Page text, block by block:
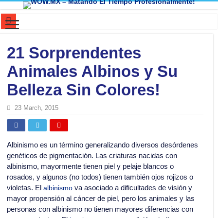
Dios no creó el universo. El universo ni siquiera necesitó permiso para
100 Cosas Que Eran Normales (1980-2005) y Hoy Parecen Absurdas
El Primer THERIAN de la Historia…..No lo vas a creer!
🎧 Huevos con aceite : cómo Chihuahua aprendió inglés… sin saber inglés
Mitología Vs. Ciencia : ¿Es real que alguien pueda “ver” con las manos, la
La base de tu botella de refresco: La disputa legal que lo cambió todo
El Espectro del Héroe Invisible: Cuando la Esperanza Nace de la Nada
El Secreto de la Conciencia: Cuando los Recuerdos Pertenecen a Otros
¿El inglés tiene un lado oscuro? La trampa de los homógrafos 🤯
21 Sorprendentes
Animales Albinos y Su
Belleza Sin Colores!
23 March, 2015
Albinismo es un término generalizando diversos desórdenes
genéticos de pigmentación. Las criaturas nacidas con
albinismo, mayormente tienen piel y pelaje blancos o
rosados, y algunos (no todos) tienen también ojos rojizos o
violetas. Elalbinismo va asociado a dificultades de visión y
mayor propensión al cáncer de piel, pero los animales y las
personas con albinismo no tienen mayores diferencias con